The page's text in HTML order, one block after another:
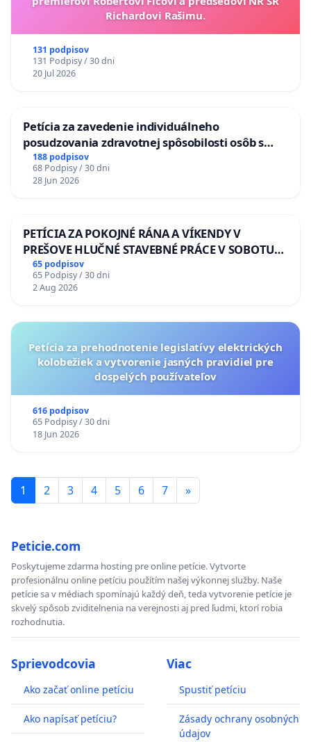
Richardovi Rašimu.
131 podpisov
131 Podpisy / 30 dni
20 Jul 2026
Petícia za zavedenie individuálneho
posudzovania zdravotnej spôsobilosti osôb s
diabetom 1. a 2. typu pri prijímaní do
Policajného zboru SR
188 podpisov
68 Podpisy / 30 dni
28 Jun 2026
PETÍCIA ZA POKOJNÉ RÁNA A VÍKENDY V
PREŠOVE HLUČNÉ STAVEBNÉ PRÁCE V SOBOTU
LEN OD 9.00 DO 13.00 HOD., CEZ PRACOVNÝ
TÝŽDEŇ CIEĽ 8.00 – 18.00 HOD. A PRAVIDELNÁ
KONTROLA STAVBY C-AREA NA
65 podpisov
65 Podpisy / 30 dni
2 Aug 2026
Petícia za prehodnotenie legislatívy elektrických
kolobežiek a vytvorenie jasných pravidiel pre
dospelých používateľov
616 podpisov
65 Podpisy / 30 dni
18 Jun 2026
1 2 3 4 5 6 7 »
Peticie.com
Poskytujeme zdarma hosting pre online petície. Vytvorte
profesionálnu online petíciu použítím našej výkonnej služby. Naše
petície sa v médiach spomínajú každý deň, teda vytvorenie petície je
skvelý spôsob zviditelnenia na verejnosti aj pred ľudmi, ktorí robia
rozhodnutia.
Sprievodcovia
Ako začať online petíciu
Ako napísať petíciu?
Viac
Spustiť petíciu
Zásady ochrany osobných
údajov